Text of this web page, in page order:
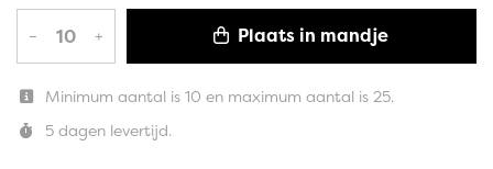
– + Plaats in mandje
Minimum aantal is 10 en maximum aantal is 25.
5 dagen levertijd.